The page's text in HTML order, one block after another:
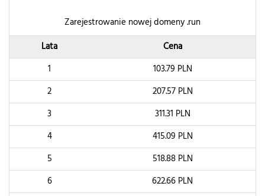
Zarejestrowanie nowej domeny .run
Lata
Cena
1
103.79 PLN
2
207.57PLN
3
311.31 PLN
4
415.09 PLN
5
518.88PLN
6
622.66 PLN